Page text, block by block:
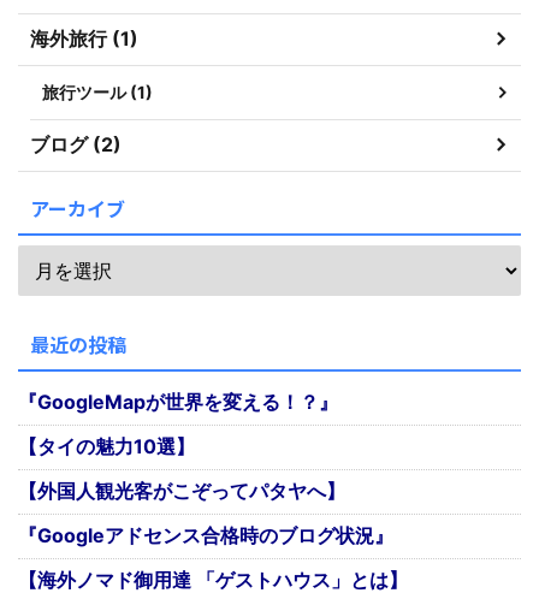
海外旅行 (1)
旅行ツール (1)
ブログ (2)
アーカイブ
最近の投稿
『GoogleMapが世界を変える！？』
【タイの魅力10選】
【外国人観光客がこぞってパタヤへ】
『Googleアドセンス合格時のブログ状況』
【海外ノマド御用達 「ゲストハウス」とは】